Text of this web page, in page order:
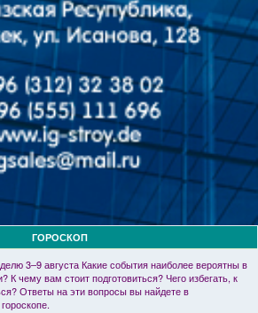
ГОРОСКОП
3–9 августа Какие события наиболее вероятны в
К чему вам стоит подготовиться? Чего избегать, к
Ответы на эти вопросы вы найдете в